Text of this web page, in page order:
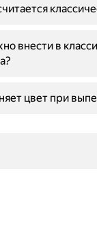
внести в
цвет при